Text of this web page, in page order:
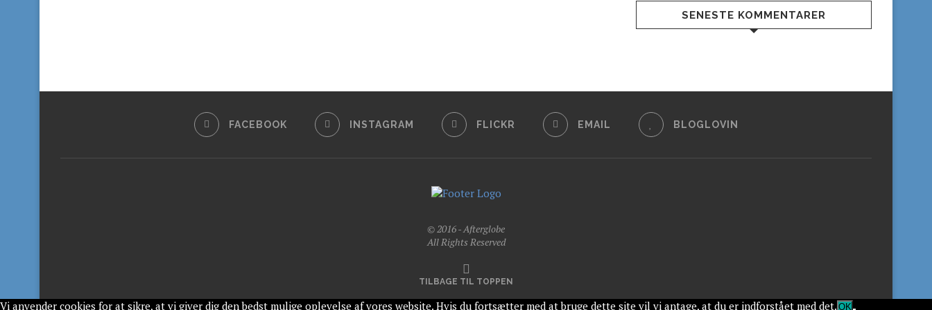
SENESTE KOMMENTARER
FACEBOOK INSTAGRAM FLICKR EMAIL BLOGLOVIN
© 2016 - Afterglobe
All Rights Reserved
TILBAGE TIL TOPPEN
Vi anvender cookies for at sikre, at vi giver dig den bedst mulige oplevelse af vores website. Hvis du fortsætter med at bruge dette site vil vi antage, at du er indforstået med det. OK